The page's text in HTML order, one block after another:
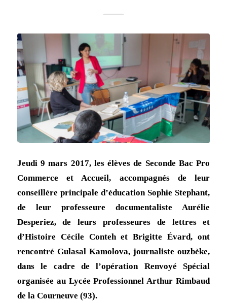
Jeudi 9 mars 2017, les élèves de Seconde Bac Pro
Commerce et Accueil, accompagnés de leur
conseillère principale d’éducation Sophie Stephant,
de leur professeure documentaliste Aurélie
Desperiez, de leurs professeures de lettres et
d’Histoire Cécile Conteh et Brigitte Évard, ont
rencontré Gulasal Kamolova, journaliste ouzbèke,
dans le cadre de l’opération Renvoyé Spécial
organisée au Lycée Professionnel Arthur Rimbaud
de la Courneuve (93).